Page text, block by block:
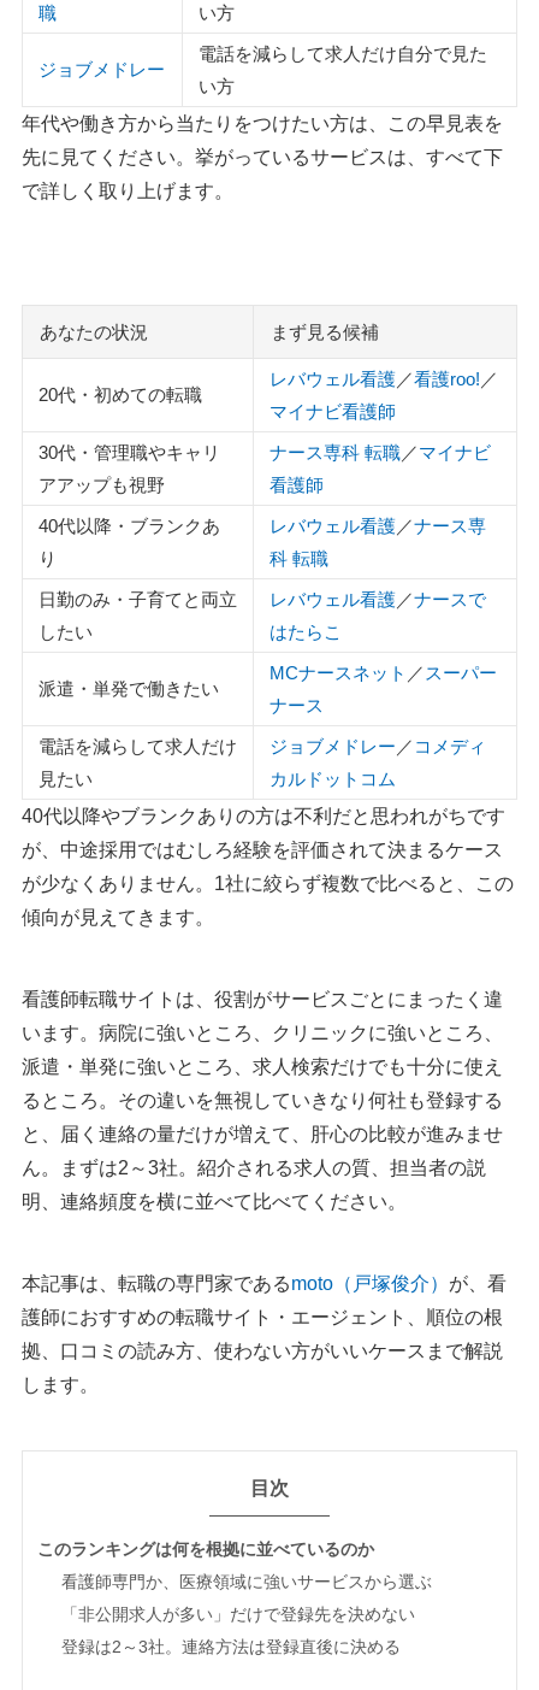
職
い方
ジョブメドレー
電話を減らして求人だけ自分で見た
い方
年代や働き方から当たりをつけたい方は、この早見表を
先に見てください。挙がっているサービスは、すべて下
で詳しく取り上げます。
あなたの状況 まず見る候補
20代・初めての転職
レバウェル看護／看護roo! ／
マイナビ看護師
30代・管理職やキャリ
アアップも視野
ナース専科 転職／マイナビ
看護師
40代以降・ブランクあ
り
レバウェル看護／ナース専
科 転職
日勤のみ・子育てと両立
したい
レバウェル看護／ナースで
はたらこ
派遣・単発で働きたい
MCナースネット ／ スーパー
ナース
電話を減らして求人だけ
見たい
ジョブメドレー ／ コメディ
カルドットコム
40代以降やブランクありの方は不利だと思われがちです
が、中途採用ではむしろ経験を評価されて決まるケース
が少なくありません。1社に絞らず複数で比べると、この
傾向が見えてきます。
看護師転職サイトは、役割がサービスごとにまったく違
います。病院に強いところ、クリニックに強いところ、
派遣・単発に強いところ、求人検索だけでも十分に使え
るところ。その違いを無視していきなり何社も登録する
と、届く連絡の量だけが増えて、肝心の比較が進みませ
ん。まずは2～3社。紹介される求人の質、担当者の説
明、連絡頻度を横に並べて比べてください。
本記事は、転職の専門家であるmoto（戸塚俊介） が、看
護師におすすめの転職サイト・エージェント、順位の根
拠、口コミの読み方、使わない方がいいケースまで解説
します。
目次
このランキングは何を根拠に並べているのか
看護師専門か、医療領域に強いサービスから選ぶ
「非公開求人が多い」だけで登録先を決めない
登録は2～3社。連絡方法は登録直後に決める